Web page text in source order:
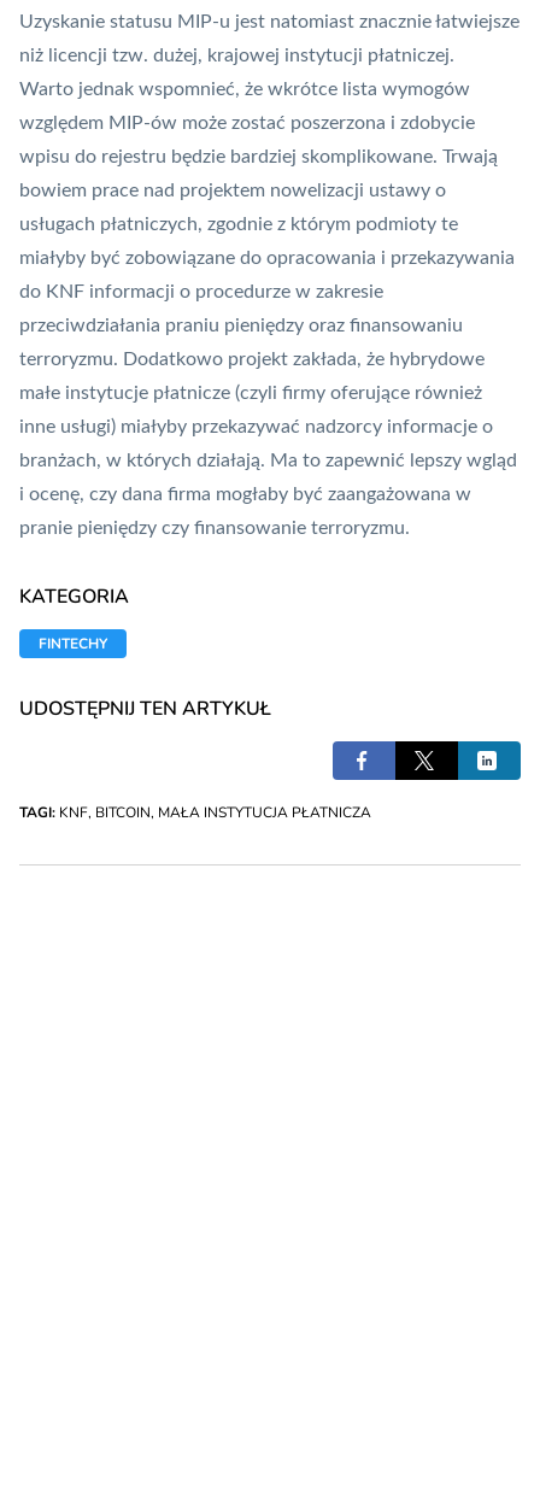
Uzyskanie statusu MIP-u jest natomiast znacznie łatwiejsze
niż licencji tzw. dużej, krajowej instytucji płatniczej.
Warto jednak wspomnieć, że wkrótce lista wymogów
względem MIP-ów może zostać poszerzona i zdobycie
wpisu do rejestru będzie bardziej skomplikowane. Trwają
bowiem prace nad projektem nowelizacji ustawy o
usługach płatniczych, zgodnie z którym podmioty te
miałyby być zobowiązane do opracowania i przekazywania
do KNF informacji o procedurze w zakresie
przeciwdziałania praniu pieniędzy oraz finansowaniu
terroryzmu. Dodatkowo projekt zakłada, że hybrydowe
małe instytucje płatnicze (czyli firmy oferujące również
inne usługi) miałyby przekazywać nadzorcy informacje o
branżach, w których działają. Ma to zapewnić lepszy wgląd
i ocenę, czy dana firma mogłaby być zaangażowana w
pranie pieniędzy czy finansowanie terroryzmu.
KATEGORIA
FINTECHY
UDOSTĘPNIJ TEN ARTYKUŁ
TAGI: KNF, BITCOIN, MAŁA INSTYTUCJA PŁATNICZA